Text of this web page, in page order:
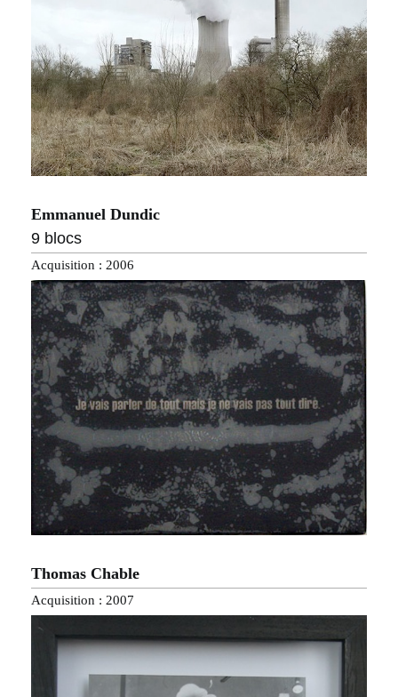
Emmanuel Dundic
9 blocs
Acquisition : 2006
Thomas Chable
Acquisition : 2007